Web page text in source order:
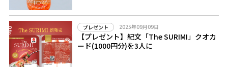
プレゼント 2025年09月09日
【プレゼント】紀文「The SURIMI」クオカ
ード(1000円分)を3人に